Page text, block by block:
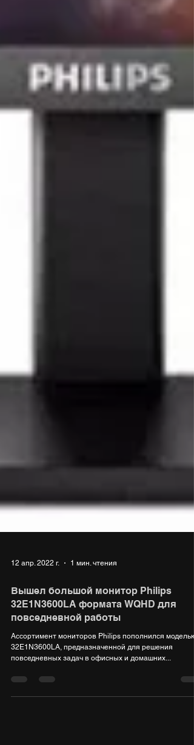
12 апр. 2022 г. 1 мин. чтения
Вышел большой монитор Philips
32E1N3600LA формата WQHD для
повседневной работы
Ассортимент мониторов Philips пополнился моделью
повседневных задач в офисных и домашних...